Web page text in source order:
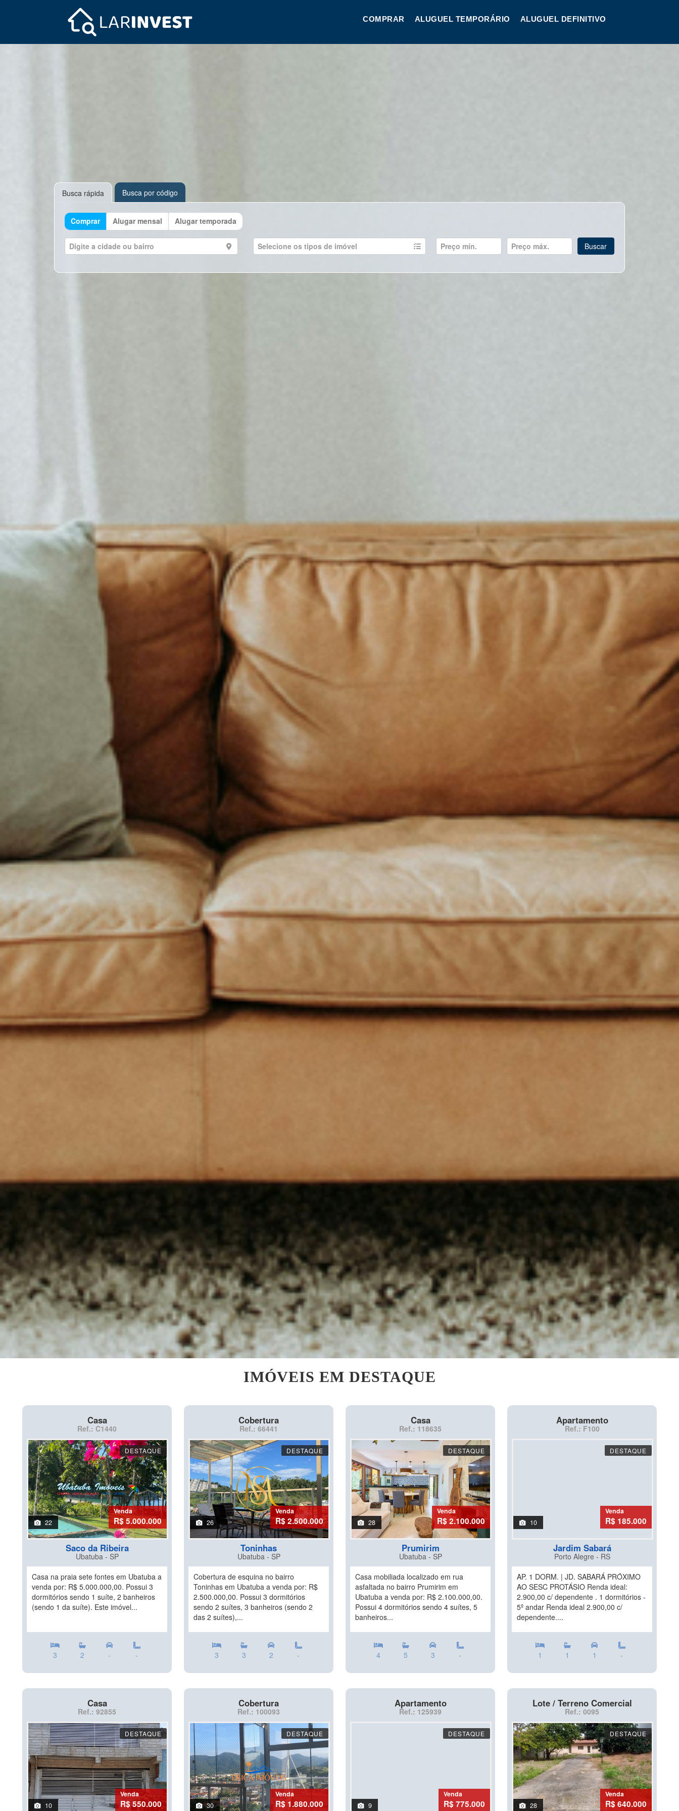
COMPRAR ALUGUEL TEMPORÁRIO ALUGUEL DEFINITIVO
Busca rápida Busca por código
Comprar Alugar mensal Alugar temporada
IMÓVEIS EM DESTAQUE
Casa
Ref.: C1440
DESTAQUE
22
Venda
R$ 5.000.000
Saco da Ribeira
Ubatuba - SP
Casa na praia sete fontes em Ubatuba a
venda por: R$ 5.000.000,00. Possui 3
dormitórios sendo 1 suíte, 2 banheiros
(sendo 1 da suíte). Este imóvel...
3 2 - -
Cobertura
Ref.: 66441
DESTAQUE
26
Venda
R$ 2.500.000
Toninhas
Ubatuba - SP
Cobertura de esquina no bairro
Toninhas em Ubatuba a venda por: R$
2.500.000,00. Possui 3 dormitórios
sendo 2 suítes, 3 banheiros (sendo 2
das 2 suítes),...
3 3 2 -
Casa
Ref.: 118635
DESTAQUE
28
Venda
R$ 2.100.000
Prumirim
Ubatuba - SP
Casa mobiliada localizado em rua
asfaltada no bairro Prumirim em
Ubatuba a venda por: R$ 2.100.000,00.
Possui 4 dormitórios sendo 4 suítes, 5
banheiros...
4 5 3 -
Apartamento
Ref.: F100
DESTAQUE
10
Venda
R$ 185.000
Jardim Sabará
Porto Alegre - RS
AP. 1 DORM. | JD. SABARÁ PRÓXIMO
AO SESC PROTÁSIO Renda ideal:
2.900,00 c/ dependente . 1 dormitórios -
5º andar Renda ideal 2.900,00 c/
dependente....
1 1 1 -
Casa
Ref.: 92855
DESTAQUE
10
Venda
R$ 550.000
Cobertura
Ref.: 100093
DESTAQUE
30
Venda
R$ 1.880.000
Apartamento
Ref.: 125939
DESTAQUE
9
Venda
R$ 775.000
Lote / Terreno Comercial
Ref.: 0095
DESTAQUE
28
Venda
R$ 640.000